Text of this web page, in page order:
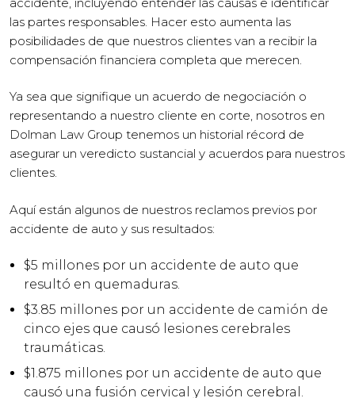
las partes responsables. Hacer esto aumenta las
posibilidades de que nuestros clientes van a recibir la
compensación financiera completa que merecen.
Ya sea que signifique un acuerdo de negociación o
representando a nuestro cliente en corte, nosotros en
Dolman Law Group tenemos un historial récord de
asegurar un veredicto sustancial y acuerdos para nuestros
clientes.
Aquí están algunos de nuestros reclamos previos por
accidente de auto y sus resultados:
$5 millones por un accidente de auto que
resultó en quemaduras.
$3.85 millones por un accidente de camión de
cinco ejes que causó lesiones cerebrales
traumáticas.
$1.875 millones por un accidente de auto que
causó una fusión cervical y lesión cerebral.